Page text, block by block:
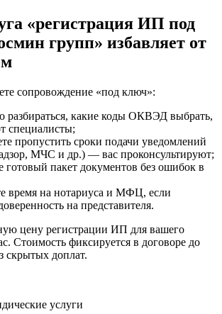
«регистрация ИП под
групп» избавляет от
сопровождение «под ключ»:
разбираться, какие коды ОКВЭД выбрать,
специалисты;
пропустить сроки подачи уведомлений
МЧС и др.) — вас проконсультируют;
готовый пакет документов без ошибок в
время на нотариуса и МФЦ, если
на представителя.
цену регистрации ИП для вашего
Стоимость фиксируется в договоре до
скрытых доплат.
услуги